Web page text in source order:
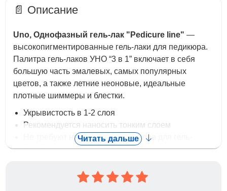
📄 Описание
Uno, Однофазный гель-лак "Pedicure line" —
высокопигментированные гель-лаки для педикюра.
Палитра гель-лаков УНО “3 в 1” включает в себя
большую часть эмалевых, самых популярных
цветов, а также летние неоновые, идеальные
плотные шиммеры и блестки.
Укрывистость в 1-2 слоя
Рекомендуется наносить тонким слоем
Не требуют нанесения базы и топа для гель-
лаков
использовать базу)
Значительно экономят время при создании
Читать дальше